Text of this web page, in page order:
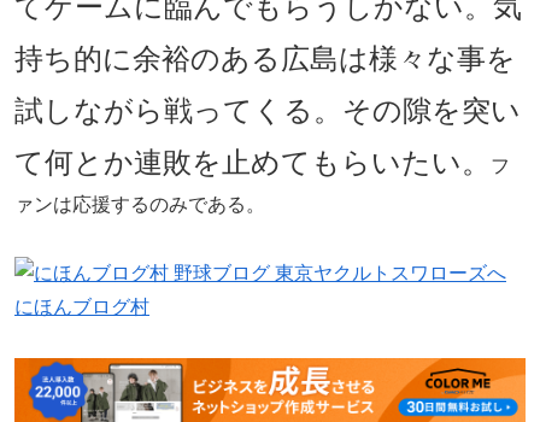
てゲームに臨んでもらうしかない。気
持ち的に余裕のある広島は様々な事を
試しながら戦ってくる。その隙を突い
て何とか連敗を止めてもらいたい。
フ
ァンは応援するのみである。
にほんブログ村